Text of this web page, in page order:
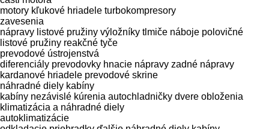
motory kľukové hriadele turbokompresory
zavesenia
nápravy listové pružiny výložníky tlmiče náboje polovičné
listové pružiny reakčné tyče
prevodové ústrojenstvá
diferenciály prevodovky hnacie nápravy zadné nápravy
kardanové hriadele prevodové skrine
náhradné diely kabíny
kabíny nezávislé kúrenia autochladničky dvere obloženia
klimatizácia a náhradné diely
autoklimatizácie